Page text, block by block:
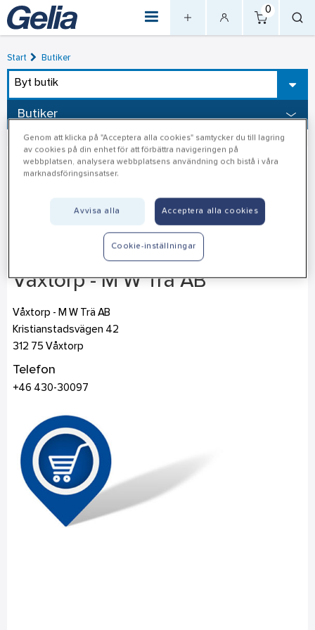
0
Start Butiker
Byt butik
Butiker
Våxtorp - M W Trä AB
Våxtorp - M W Trä AB
Kristianstadsvägen 42
312 75 Våxtorp
Telefon
+46 430-30097
Genom att klicka på "Acceptera alla cookies" samtycker du till lagring
av cookies på din enhet för att förbättra navigeringen på
webbplatsen, analysera webbplatsens användning och bistå i våra
marknadsföringsinsatser.
Avvisa alla Acceptera alla cookies
Cookie-inställningar